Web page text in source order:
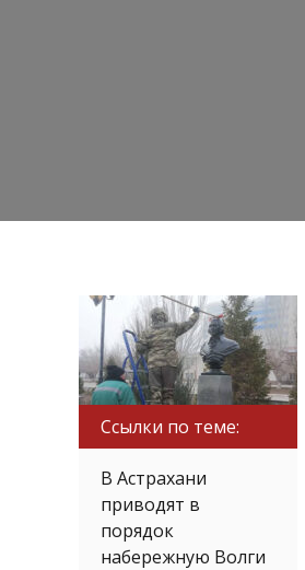
Ссылки по теме:
В Астрахани
приводят в
порядок
набережную Волги